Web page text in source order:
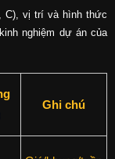
C), vị trí và hình thức
nghiệm dự án của
Ghi chú